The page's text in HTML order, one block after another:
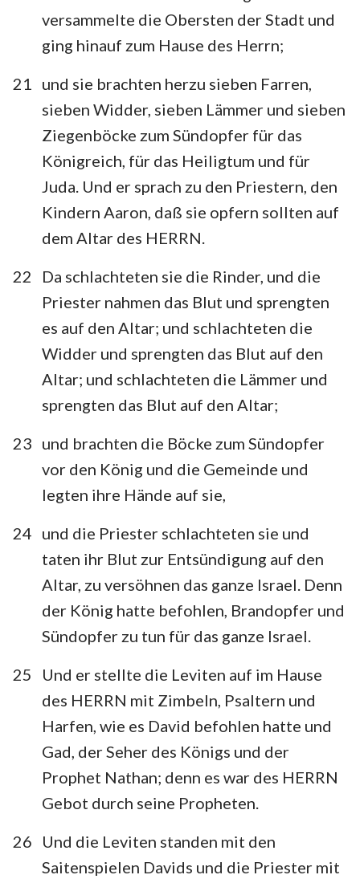
8 9 10 11 12 13
14
15
16 17 18 19 20
22
23 24 25 26 27
28
29
30 31 32 33 34
35
36
versammelte die Obersten der Stadt und
ging hinauf zum Hause des Herrn;
21
und sie brachten herzu sieben Farren,
sieben Widder, sieben Lämmer und sieben
Ziegenböcke zum Sündopfer für das
Königreich, für das Heiligtum und für
Juda. Und er sprach zu den Priestern, den
Kindern Aaron, daß sie opfern sollten auf
dem Altar des HERRN.
22
Da schlachteten sie die Rinder, und die
Priester nahmen das Blut und sprengten
es auf den Altar; und schlachteten die
Widder und sprengten das Blut auf den
Altar; und schlachteten die Lämmer und
sprengten das Blut auf den Altar;
23 und brachten die Böcke zum Sündopfer
vor den König und die Gemeinde und
legten ihre Hände auf sie,
24 und die Priester schlachteten sie und
taten ihr Blut zur Entsündigung auf den
Altar, zu versöhnen das ganze Israel. Denn
der König hatte befohlen, Brandopfer und
Sündopfer zu tun für das ganze Israel.
25
Und er stellte die Leviten auf im Hause
des HERRN mit Zimbeln, Psaltern und
Harfen, wie es David befohlen hatte und
Gad, der Seher des Königs und der
Prophet Nathan; denn es war des HERRN
Gebot durch seine Propheten.
26
Und die Leviten standen mit den
Saitenspielen Davids und die Priester mit